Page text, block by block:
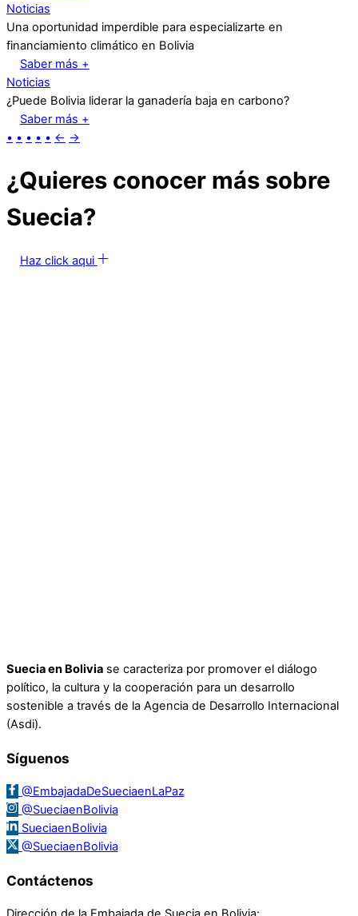
Noticias
Una oportunidad imperdible para especializarte en
financiamiento climático en Bolivia
Saber más +
Noticias
¿Puede Bolivia liderar la ganadería baja en carbono?
Saber más +
• • • • • ← →
¿Quieres conocer más sobre
Suecia?
Haz click aqui
Suecia en Bolivia se caracteriza por promover el diálogo
político, la cultura y la cooperación para un desarrollo
sostenible a través de la Agencia de Desarrollo Internacional
(Asdi).
Síguenos
@EmbajadaDeSueciaenLaPaz
@SueciaenBolivia
SueciaenBolivia
@SueciaenBolivia
Contáctenos